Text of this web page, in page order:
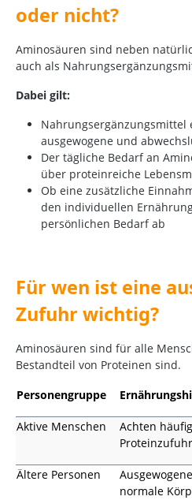
oder nicht?
Aminosäuren sind neben
auch als
Dabei gilt:
Nahrungsergänzungsmittel
ausgewogene und
Der tägliche Bedarf an
über proteinreiche
Ob eine zusätzliche
den individuellen
persönlichen Bedarf ab
Für wen ist eine
Zufuhr wichtig?
Aminosäuren sind für alle
Bestandteil von Proteinen sind.
Personengruppe
Aktive Menschen
Achten
Proteinzufuhr
Ältere Personen
normale